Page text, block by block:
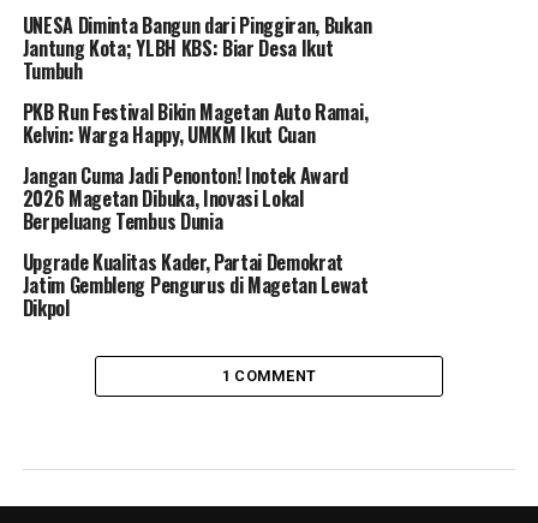
UNESA Diminta Bangun dari Pinggiran, Bukan
Jantung Kota; YLBH KBS: Biar Desa Ikut
Tumbuh
PKB Run Festival Bikin Magetan Auto Ramai,
Kelvin: Warga Happy, UMKM Ikut Cuan
Jangan Cuma Jadi Penonton! Inotek Award
2026 Magetan Dibuka, Inovasi Lokal
Berpeluang Tembus Dunia
Upgrade Kualitas Kader, Partai Demokrat
Jatim Gembleng Pengurus di Magetan Lewat
Dikpol
1 COMMENT